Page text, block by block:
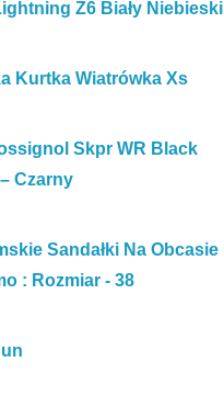
Z6 Biały Niebieski
Kurtka Wiatrówka Xs
Skpr WR Black
Czarny
Sandałki Na Obcasie
: Rozmiar - 38